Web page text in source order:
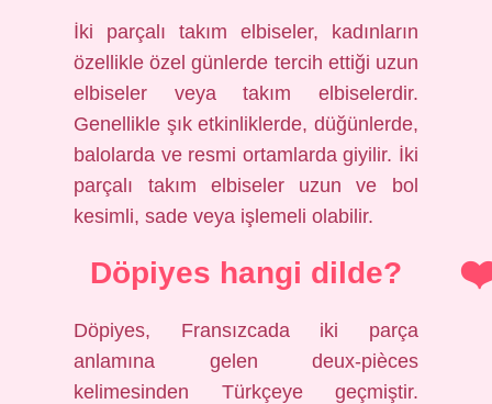
İki parçalı takım elbiseler, kadınların
özellikle özel günlerde tercih ettiği uzun
elbiseler veya takım elbiselerdir.
Genellikle şık etkinliklerde, düğünlerde,
balolarda ve resmi ortamlarda giyilir. İki
parçalı takım elbiseler uzun ve bol
kesimli, sade veya işlemeli olabilir.
Döpiyes hangi dilde?
Döpiyes, Fransızcada iki parça
anlamına gelen deux-pièces
kelimesinden Türkçeye geçmiştir.